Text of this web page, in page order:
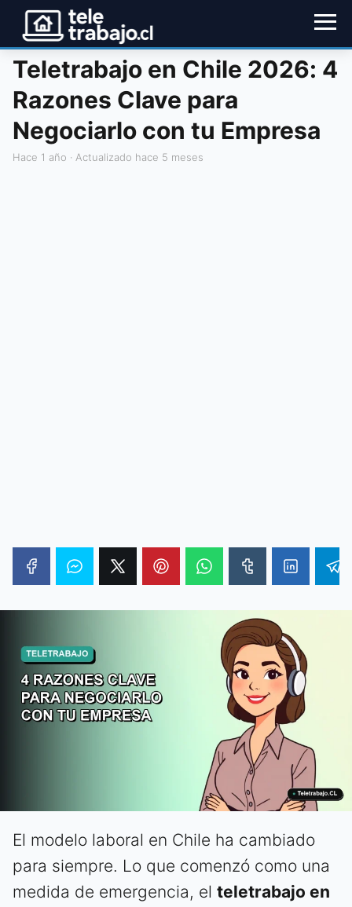
Teletrabajo en Chile 2026: 4
Razones Clave para
Negociarlo con tu Empresa
hace 1 año · Actualizado hace 5 meses
El modelo laboral en Chile ha cambiado
para siempre. Lo que comenzó como una
medida de emergencia, el teletrabajo en